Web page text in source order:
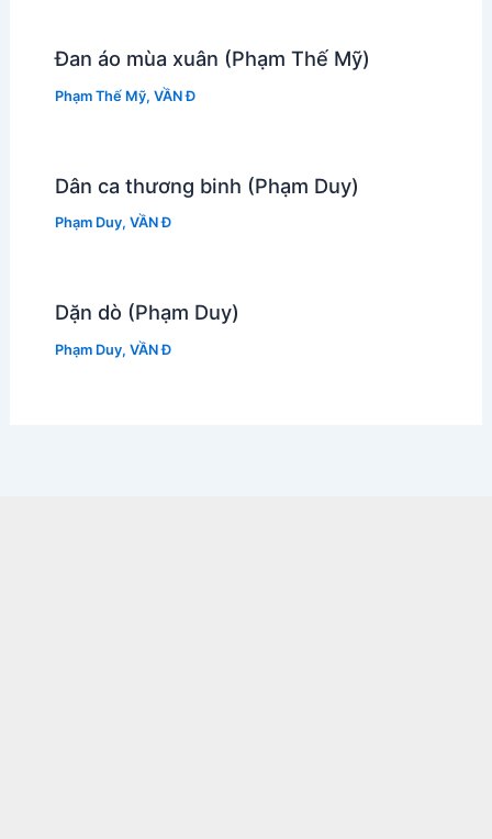
Đan áo mùa xuân (Phạm Thế Mỹ)
Phạm Thế Mỹ, VẦN Đ
Dân ca thương binh (Phạm Duy)
Phạm Duy, VẦN Đ
Dặn dò (Phạm Duy)
Phạm Duy, VẦN Đ